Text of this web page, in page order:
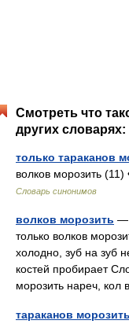
Смотреть что
других словарях:
только тараканов
волков морозить
Словарь синонимов
волков морозить —
только волков
холодно, зуб на зуб
костей пробирает
морозить нареч,
тараканов морозить